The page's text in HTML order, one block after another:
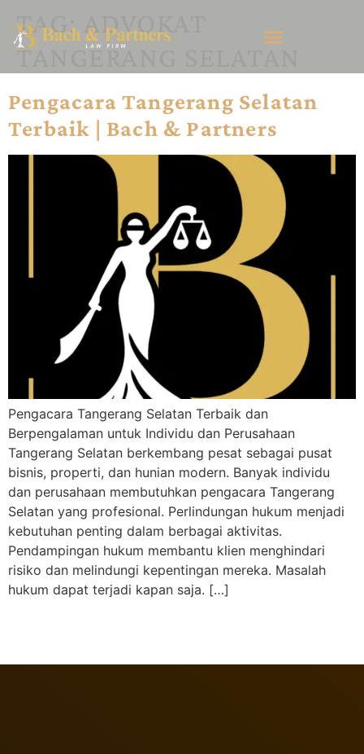
TAG: ADVOKAT
TANGERANG SELATAN
Pengacara Tangerang Selatan
Terbaik | Bach & Partners
Pengacara Tangerang Selatan Terbaik dan
Berpengalaman untuk Individu dan Perusahaan
Tangerang Selatan berkembang pesat sebagai pusat
bisnis, properti, dan hunian modern. Banyak individu
dan perusahaan membutuhkan pengacara Tangerang
Selatan yang profesional. Perlindungan hukum menjadi
kebutuhan penting dalam berbagai aktivitas.
Pendampingan hukum membantu klien menghindari
risiko dan melindungi kepentingan mereka. Masalah
hukum dapat terjadi kapan saja. […]